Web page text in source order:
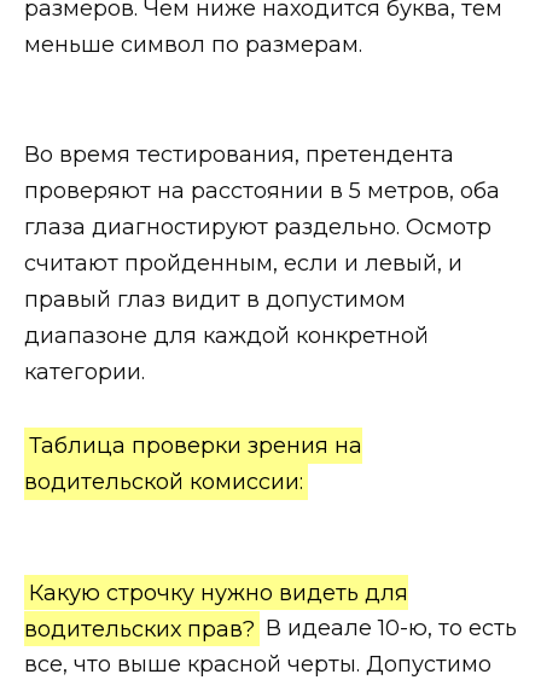
размеров. Чем ниже находится буква, тем
меньше символ по размерам.
Во время тестирования, претендента
проверяют на расстоянии в 5 метров, оба
глаза диагностируют раздельно. Осмотр
считают пройденным, если и левый, и
правый глаз видит в допустимом
диапазоне для каждой конкретной
категории.
Таблица проверки зрения на
водительской комиссии:
Какую строчку нужно видеть для
водительских прав? В идеале 10-ю, то есть
все, что выше красной черты. Допустимо